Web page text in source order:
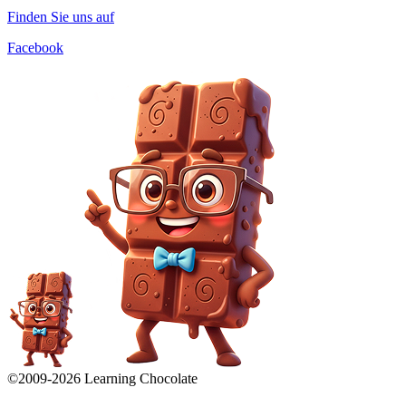
Finden Sie uns auf
Facebook
©2009-2026 Learning Chocolate